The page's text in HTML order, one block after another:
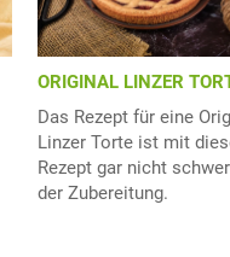
ORIGINAL LINZER
Das Rezept für eine
Linzer Torte ist mit
Rezept gar nicht
der Zubereitung.